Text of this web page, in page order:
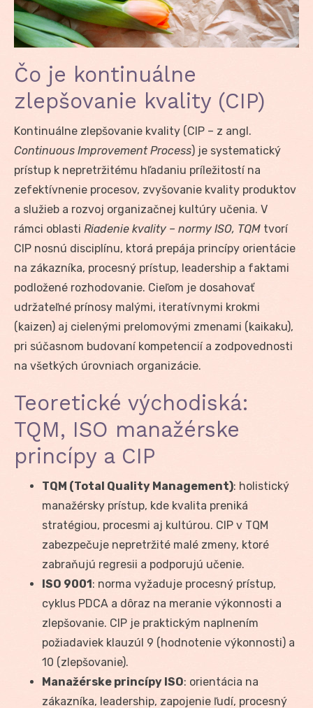
Čo je kontinuálne
zlepšovanie kvality (CIP)
Kontinuálne zlepšovanie kvality (CIP – z angl.
Continuous Improvement Process) je systematický
prístup k nepretržitému hľadaniu príležitostí na
zefektívnenie procesov, zvyšovanie kvality produktov
a služieb a rozvoj organizačnej kultúry učenia. V
rámci oblasti Riadenie kvality – normy ISO, TQM tvorí
CIP nosnú disciplínu, ktorá prepája princípy orientácie
na zákazníka, procesný prístup, leadership a faktami
podložené rozhodovanie. Cieľom je dosahovať
udržateľné prínosy malými, iteratívnymi krokmi
(kaizen) aj cielenými prelomovými zmenami (kaikaku),
pri súčasnom budovaní kompetencií a zodpovednosti
na všetkých úrovniach organizácie.
Teoretické východiská:
TQM, ISO manažérske
princípy a CIP
TQM (Total Quality Management): holistický
manažérsky prístup, kde kvalita preniká
stratégiou, procesmi aj kultúrou. CIP v TQM
zabezpečuje nepretržité malé zmeny, ktoré
zabraňujú regresii a podporujú učenie.
ISO 9001: norma vyžaduje procesný prístup,
cyklus PDCA a dôraz na meranie výkonnosti a
zlepšovanie. CIP je praktickým naplnením
požiadaviek klauzúl 9 (hodnotenie výkonnosti) a
10 (zlepšovanie).
Manažérske princípy ISO: orientácia na
zákazníka, leadership, zapojenie ľudí, procesný